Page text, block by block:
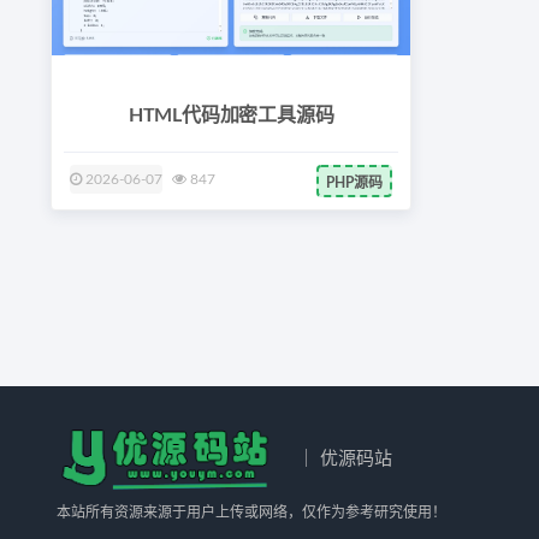
HTML代码加密工具源码
2026-06-07 847 PHP源码
｜ 优源码站
本站所有资源来源于用户上传或网络，仅作为参考研究使用！